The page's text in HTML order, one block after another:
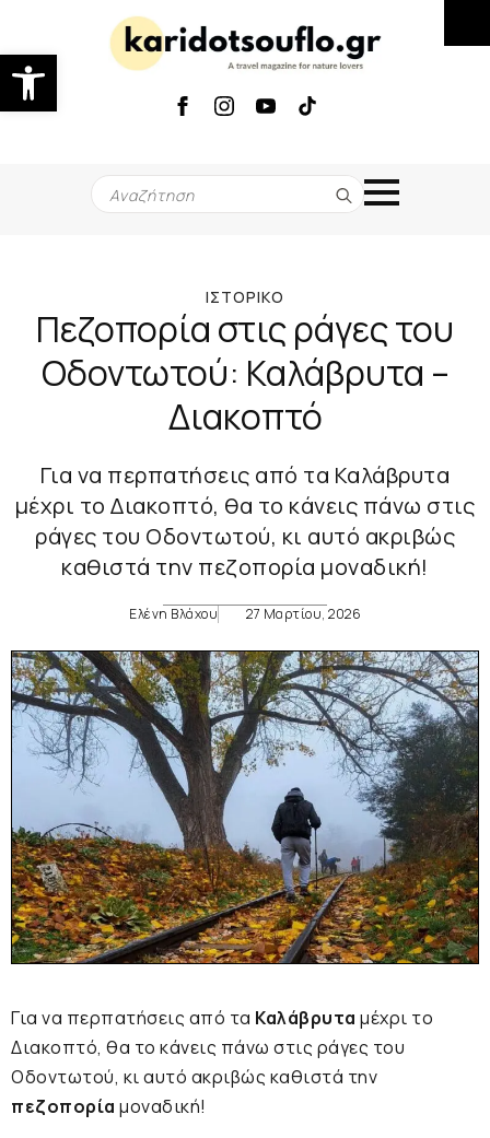
Ανοίξτε τη γραμμή εργαλείων
Search
for:
ΙΣΤΟΡΙΚΌ
Πεζοπορία στις ράγες του
Οδοντωτού: Καλάβρυτα –
Διακοπτό
Για να περπατήσεις από τα Καλάβρυτα
μέχρι το Διακοπτό, θα το κάνεις πάνω στις
ράγες του Οδοντωτού, κι αυτό ακριβώς
καθιστά την πεζοπορία μοναδική!
Ελένη Βλάχου 27 Μαρτίου, 2026
Για να περπατήσεις από τα Καλάβρυτα μέχρι το
Διακοπτό, θα το κάνεις πάνω στις ράγες του
Οδοντωτού, κι αυτό ακριβώς καθιστά την
πεζοπορία μοναδική!